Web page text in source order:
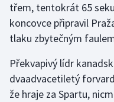
Vodní slalom
Volejbal
Ostatní
třem, tentokrát 65
koncovce připravil
tlaku zbytečným
Překvapivý lídr
dvaadvacetiletý
že hraje za Spartu,